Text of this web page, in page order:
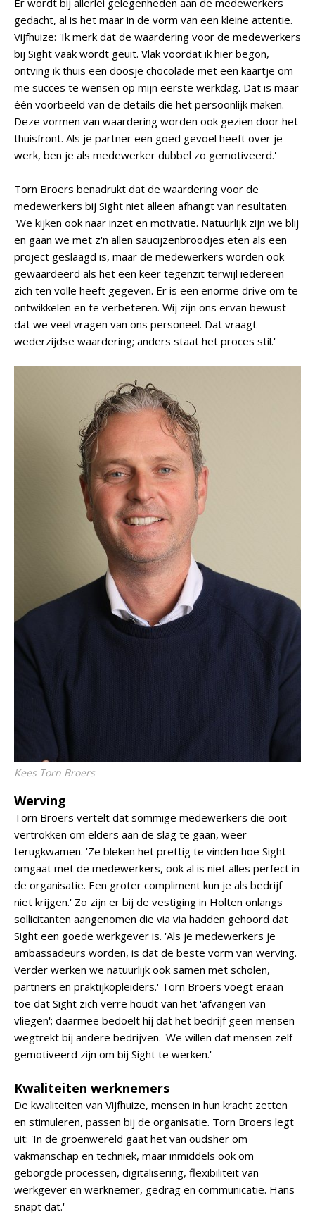
Er wordt bij allerlei gelegenheden aan de medewerkers
gedacht, al is het maar in de vorm van een kleine attentie.
Vijfhuize: 'Ik merk dat de waardering voor de medewerkers
bij Sight vaak wordt geuit. Vlak voordat ik hier begon,
ontving ik thuis een doosje chocolade met een kaartje om
me succes te wensen op mijn eerste werkdag. Dat is maar
één voorbeeld van de details die het persoonlijk maken.
Deze vormen van waardering worden ook gezien door het
thuisfront. Als je partner een goed gevoel heeft over je
werk, ben je als medewerker dubbel zo gemotiveerd.'
Torn Broers benadrukt dat de waardering voor de
medewerkers bij Sight niet alleen afhangt van resultaten.
'We kijken ook naar inzet en motivatie. Natuurlijk zijn we blij
en gaan we met z'n allen saucijzenbroodjes eten als een
project geslaagd is, maar de medewerkers worden ook
gewaardeerd als het een keer tegenzit terwijl iedereen
zich ten volle heeft gegeven. Er is een enorme drive om te
ontwikkelen en te verbeteren. Wij zijn ons ervan bewust
dat we veel vragen van ons personeel. Dat vraagt
wederzijdse waardering; anders staat het proces stil.'
Kees Torn Broers
Werving
Torn Broers vertelt dat sommige medewerkers die ooit
vertrokken om elders aan de slag te gaan, weer
terugkwamen. 'Ze bleken het prettig te vinden hoe Sight
omgaat met de medewerkers, ook al is niet alles perfect in
de organisatie. Een groter compliment kun je als bedrijf
niet krijgen.' Zo zijn er bij de vestiging in Holten onlangs
sollicitanten aangenomen die via via hadden gehoord dat
Sight een goede werkgever is. 'Als je medewerkers je
ambassadeurs worden, is dat de beste vorm van werving.
Verder werken we natuurlijk ook samen met scholen,
partners en praktijkopleiders.' Torn Broers voegt eraan
toe dat Sight zich verre houdt van het 'afvangen van
vliegen'; daarmee bedoelt hij dat het bedrijf geen mensen
wegtrekt bij andere bedrijven. 'We willen dat mensen zelf
gemotiveerd zijn om bij Sight te werken.'
Kwaliteiten werknemers
De kwaliteiten van Vijfhuize, mensen in hun kracht zetten
en stimuleren, passen bij de organisatie. Torn Broers legt
uit: 'In de groenwereld gaat het van oudsher om
vakmanschap en techniek, maar inmiddels ook om
geborgde processen, digitalisering, flexibiliteit van
werkgever en werknemer, gedrag en communicatie. Hans
snapt dat.'